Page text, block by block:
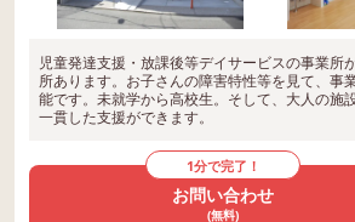
児童発達支援・放課後等デイサービスの事業所
所あります。お子さんの障害特性等を見て、事
能です。未就学から高校生。そして、大人の施
一貫した支援ができます。
1分で完了！
お問い合わせ
(無料)